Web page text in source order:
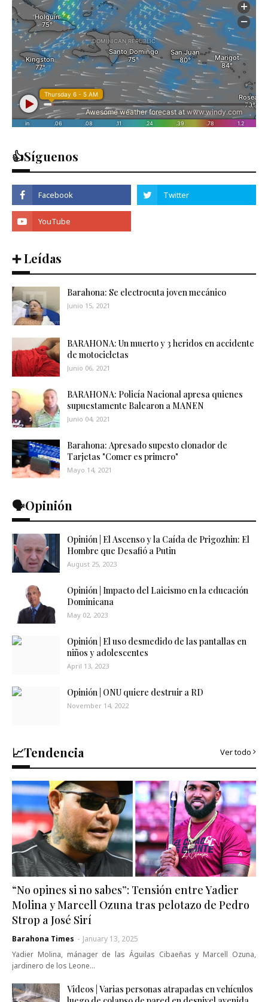
👍Síguenos
➕ Leídas
Barahona: Se electrocuta joven mecánico
Junio 15, 2021
BARAHONA: Un muerto y 3 heridos en accidente
de motocicletas
Junio 06, 2021
BARAHONA: Policía Nacional apresa quienes
supuestamente Balearon a MANEN
Junio 04, 2021
Barahona: Apresado supesto clonador de
Tarjetas "Comer es primero"
Mayo 14, 2021
🗣️Opinión
Opinión | El Ascenso y la Caída de Prigozhin: El
Hombre que Desafió a Putin
August 25, 2023
Opinión | Impacto del Laicismo en la educación
Dominicana
May 02, 2023
Opinión | El uso desmedido de las pantallas en
niños y adolescentes
April 13, 2023
Opinión | ONU quiere destruir a RD
November 14, 2022
📈Tendencia Ver todo
“No opines si no sabes”: Tensión entre Yadier
Molina y Marcell Ozuna tras pelotazo de Pedro
Strop a José Sirí
Barahona Times - January 13, 2025
Yadier Molina, mánager de las Águilas Cibaeñas y Marcell Ozuna,
jardinero de los Leone…
Videos | Varias personas atrapadas en vehículos